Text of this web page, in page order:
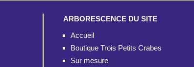
ARBORESCENCE DU SITE
Accueil
Boutique Trois Petits Crabes
Sur mesure